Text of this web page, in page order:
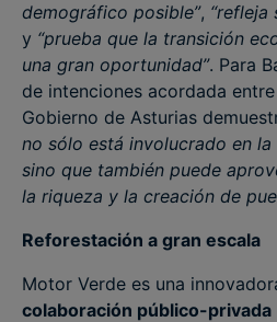
demográfico posible”, “refleja
y “prueba que la transición
una gran oportunidad”. Para
de intenciones acordada
Gobierno de Asturias
no sólo está involucrado en
sino que también puede
la riqueza y la creación de
Reforestación a gran escala
Motor Verde es una
colaboración público-privada